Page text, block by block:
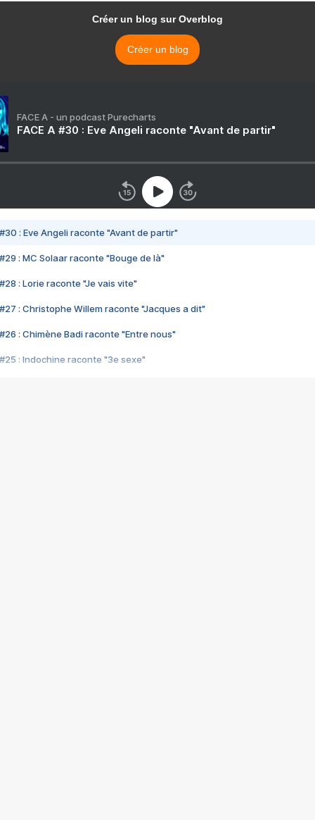
Créer un blog sur Overblog
Créer un blog
FACE A - un podcast Purecharts
FACE A #30 : Eve Angeli raconte "Avant de partir"
#30 : Eve Angeli raconte "Avant de partir"
#29 : MC Solaar raconte "Bouge de là"
#28 : Lorie raconte "Je vais vite"
#27 : Christophe Willem raconte "Jacques a dit"
#26 : Chimène Badi raconte "Entre nous"
#25 : Indochine raconte "3e sexe"